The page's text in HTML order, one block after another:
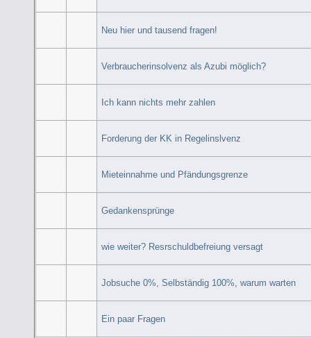
Neu hier und tausend fragen!
Verbraucherinsolvenz als Azubi möglich?
Ich kann nichts mehr zahlen
Forderung der KK in Regelinslvenz
Mieteinnahme und Pfändungsgrenze
Gedankensprünge
wie weiter? Resrschuldbefreiung versagt
Jobsuche 0%, Selbständig 100%, warum warten
Ein paar Fragen